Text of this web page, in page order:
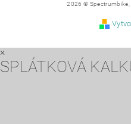
2026 © Spectrumbike,
×
SPLÁTKOVÁ